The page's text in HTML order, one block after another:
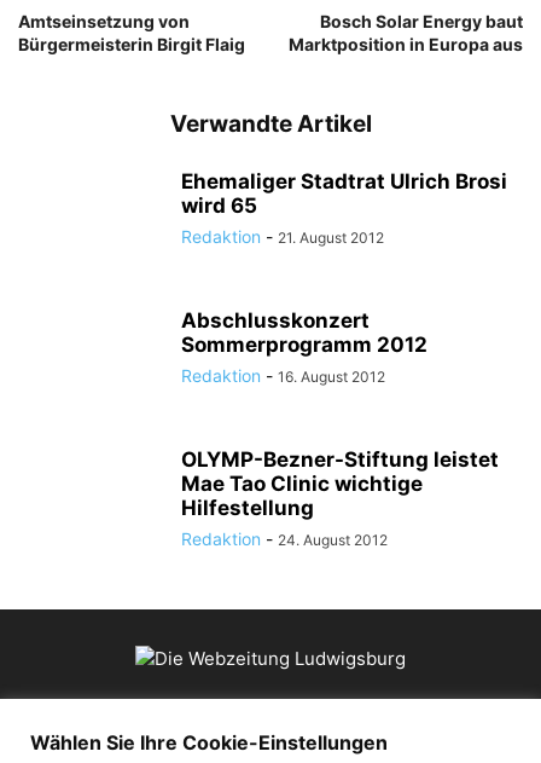
Amtseinsetzung von
Bürgermeisterin Birgit Flaig
Bosch Solar Energy baut
Marktposition in Europa aus
Verwandte Artikel
Ehemaliger Stadtrat Ulrich Brosi
wird 65
Redaktion - 21. August 2012
Abschlusskonzert
Sommerprogramm 2012
Redaktion - 16. August 2012
OLYMP-Bezner-Stiftung leistet
Mae Tao Clinic wichtige
Hilfestellung
Redaktion - 24. August 2012
ÜBER UNS
Wählen Sie Ihre Cookie-Einstellungen